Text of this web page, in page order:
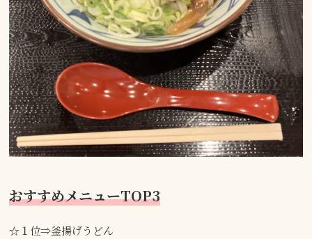
おすすめメニューTOP3
☆１位⇒釜揚げうどん